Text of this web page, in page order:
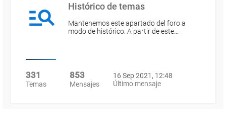
Histórico de temas
Mantenemos este apartado del foro a
modo de histórico. A partir de este…
331
Temas
853
Mensajes
16 Sep 2021, 12:48
Último mensaje